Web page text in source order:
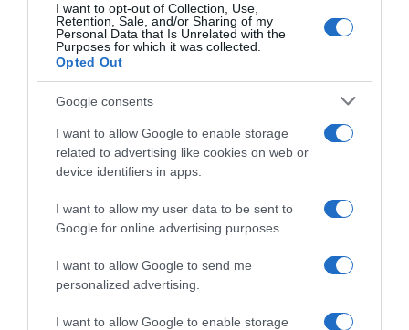
I want to opt-out of Collection, Use,
Retention, Sale, and/or Sharing of my
Personal Data that Is Unrelated with the
Purposes for which it was collected.
Opted Out
Google consents
I want to allow Google to enable storage
related to advertising like cookies on web or
device identifiers in apps.
I want to allow my user data to be sent to
Google for online advertising purposes.
I want to allow Google to send me
personalized advertising.
I want to allow Google to enable storage
Ξεκινάει την Δευτέρα το Ευρωπαϊκό
Πρωτάθλημα Στίβου – Πότε
αγωνίζονται Τεντόγλου, Καραλής,
Τζένγκο και οι υπόλοιποι Έλληνες
Πλήθος ελληνικών συμμετοχών στη διοργάνωση